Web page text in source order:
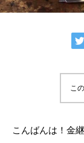
こ
こんばんは！金